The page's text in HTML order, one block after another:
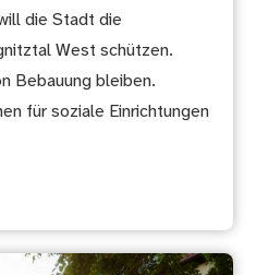
die Stadt die
West schützen.
Bebauung bleiben.
für soziale Einrichtungen